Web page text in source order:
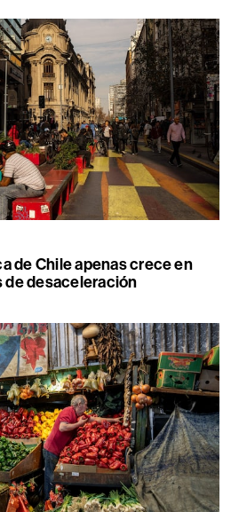
de Chile apenas crece en
de desaceleración